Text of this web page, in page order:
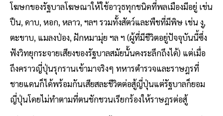
โฆษกของรัฐบาลโฆษณาให้ใช้อาวุธทุกชนิดที่พลเมืองมีอยู่ เช่น
ปืน, ดาบ, หอก, หลาว, ฯลฯ รวมทั้งสัตว์และพืชที่มีพิษ เช่น งู,
ตะขาบ, แมลงป่อง, ฝักหมามุ่ย ฯล ฯ (ผู้ที่มีชีวิตอยู่ปัจจุบันนี้ซึ่ง
ฟังวิทยุกระจายเสียงของรัฐบาลสมัยนั้นคงระลึกถึงได้) แต่เมื่อ
ถึงคราวญี่ปุ่นรุกรานเข้ามาจริงๆ ทหารตำรวจและราษฎรที่
ชายแดนก็ได้พร้อมกันเสียสละชีวิตต่อสู้ญี่ปุ่นแต่รัฐบาลก็ยอม
ญี่ปุ่นโดยไม่ทำตามที่ตนชักชวนเรียกร้องให้ราษฎรต่อสู้